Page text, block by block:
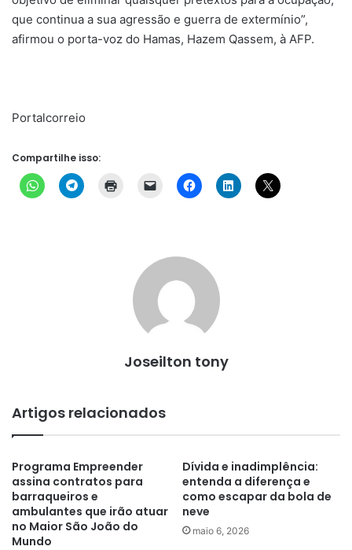
que continua a sua agressão e guerra de extermínio”,
afirmou o porta-voz do Hamas, Hazem Qassem, à AFP.
Portalcorreio
Compartilhe isso:
Joseilton tony
Artigos relacionados
Programa Empreender
assina contratos para
barraqueiros e
ambulantes que irão atuar
no Maior São João do
Mundo
Dívida e inadimplência:
entenda a diferença e
como escapar da bola de
neve
maio 6, 2026